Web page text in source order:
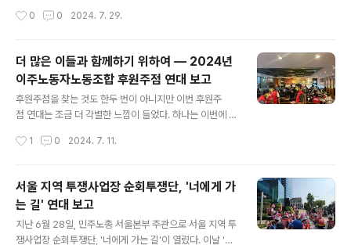
은 더더욱 아니었다. 노동조합이 생기기 전까지 쿠팡 물류
과 두 달 뒤, 6월 24일에 일어난 아리셀 화재 참사로 23명
식 자체로도 충격적이었지만, 이후 계속해서 들려오는 소
식은 충격의 연속이었다. 참사 며칠 전에도 공장 내에서 화
재가 있었다는 유가족의 증언이 나온데 이어, 최근 3
년 간 4차례의 화재가 있었다는 사실이 들려왔다. '너무 당
연하게도', 사망한 노동자 대부분이 파견, 하도급 노동자였
실 또한 밝혀졌다. 정부와 화성시는 희생자들을 추모하고,
0 0 2024. 7. 29.
더 많은 이들과 함께하기 위하여 — 2024년
이주노동자노동조합 후원주점 연대 보고
후원주점을 찾는 것도 한두 번이 아니지만 이번 후원주
점 연대는 조금 더 각별한 느낌이 들었다. 하나는 이번에 후
는 점, 다른 하나는 '우리들의 상호부조', 말랑키즘의 회원
주노조는 우리의 생각보다 훨씬 더 오랫동안 현장에 나섰
다는 사실이다. 지난 2000년, 고용허가제 철폐, 미등록 이
주노동자 전면 합법화, 이주노동자 직접 조직화를 위하
여 '이주·취업의 자유 실현과 이주노동자 노동권 완전 쟁취
1 0 2024. 7. 11.
서울 지역 투쟁사업장 순회투쟁단, '너에게 가
는 길' 연대 보고
지난 6월 28일, 민주노총 서울본부 주관으로 서울 지역 투
쟁사업장 순회투쟁단, '너에게 가는 길'이 열렸다. 이날 '우